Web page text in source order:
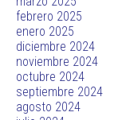
febrero 2025
enero 2025
diciembre 2024
noviembre 2024
octubre 2024
septiembre 2024
agosto 2024